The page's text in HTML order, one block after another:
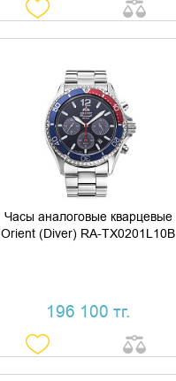
Часы аналоговые кварцевые
Orient (Diver) RA-TX0201L10B
196 100 тг.
ДОБАВИТЬ В КОРЗИНУ
КУПИТЬ В 1 КЛИК